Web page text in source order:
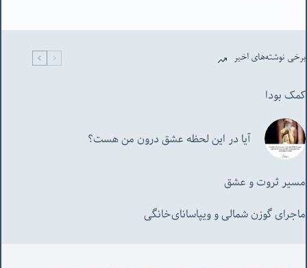
برخی نوشته‌های اخیر
کمک بودا
آیا در این لحظه عشق درون من هست؟
مسیر ثروت و عشق
ماجرای گوزن شمالی و‌ ویپاسانای‌خانگی